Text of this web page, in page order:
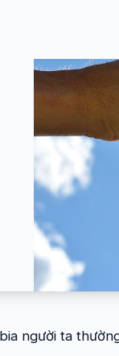
người ta